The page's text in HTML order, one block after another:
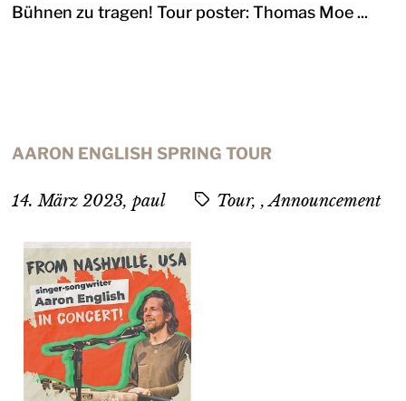
Bühnen zu tragen! Tour poster: Thomas Moe ...
AARON ENGLISH SPRING TOUR
14. März 2023, paul Tour, , Announcement